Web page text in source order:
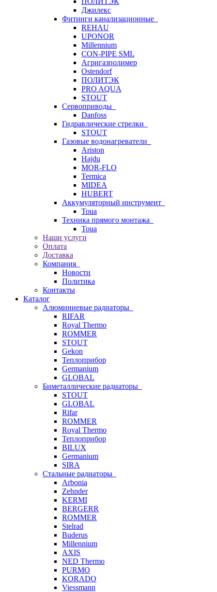
Джилекс
Фитинги канализационные
REHAU
UPONOR
Millennium
CON-PIPE SML
Агригазполимер
Ostendorf
ПОЛИТЭК
PRO AQUA
STOUT
Сервоприводы
Danfoss
Гидравлические стрелки
STOUT
Газовые водонагреватели
Ariston
Hajdu
MOR-FLO
Termica
MIDEA
HUBERT
Аккумуляторный инструмент
Toua
Техника прямого монтажа
Toua
Наши услуги
Оплата
Доставка
Компания
Новости
Политика
Контакты
Каталог
Алюминиевые радиаторы
RIFAR
Royal Thermo
ROMMER
STOUT
Gekon
Теплоприбор
Germanium
GLOBAL
Биметаллические радиаторы
STOUT
GLOBAL
Rifar
ROMMER
Royal Thermo
Теплоприбор
BILUX
Germanium
SIRA
Стальные радиаторы
Arbonia
Zehnder
KERMI
BERGERR
ROMMER
Stelrad
Buderus
Millennium
AXIS
NED Thermo
PURMO
KORADO
Viessmann